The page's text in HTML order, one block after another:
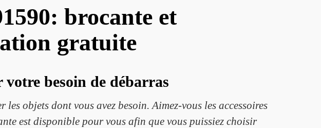
brocante et
gratuite
besoin de débarras
objets dont vous avez besoin. Aimez-vous les accessoires
est disponible pour vous afin que vous puissiez choisir